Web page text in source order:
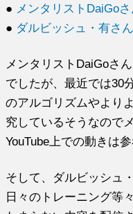
● メンタリストDaiGoさ
● ダルビッシュ・有さん
メンタリストDaiGoさ
でしたが、最近では30
のアルゴリズムやより
究しているそうなので
YouTube上での動きは
そして、ダルビッシュ
日々のトレーニング等